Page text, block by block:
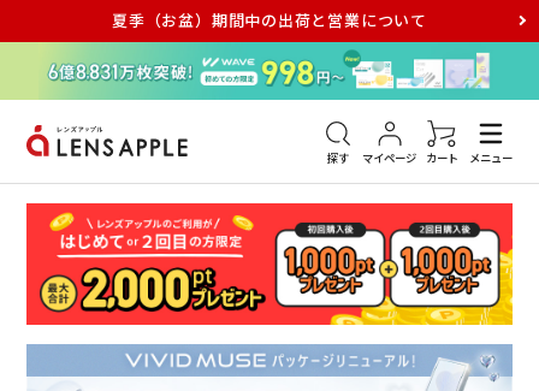
夏季（お盆）期間中の出荷と営業について
探す マイページ カート メニュー
アキュビュー メダリスト メガネ